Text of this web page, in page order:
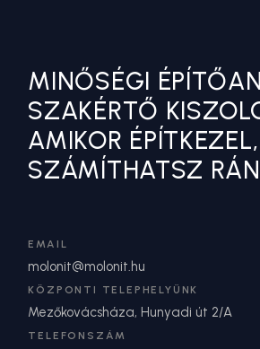
MINŐSÉGI
SZAKÉRTŐ
AMIKOR ÉPÍTKEZEL,
SZÁMÍTHATSZ
EMAIL
molonit@molonit.hu
KÖZPONTI TELEPHELYÜNK
Mezőkovácsháza, Hunyadi út 2/A
TELEFONSZÁM